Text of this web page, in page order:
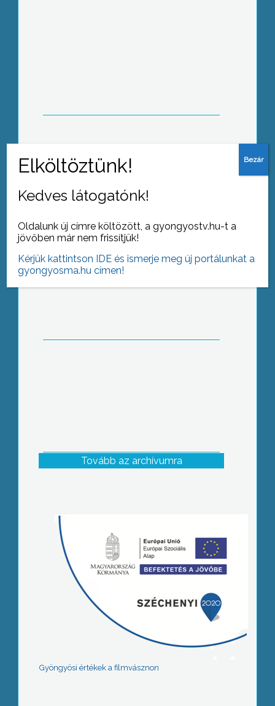
óvónőknek
Szaloncukrot kaptak a véradók
Tovább az archívumra
Gyöngyösi értékek a filmvásznon
Kedves látogatónk!
Oldalunk új címre költözött, a gyongyostv.hu-t a
jövőben már nem frissítjük!
Kérjük kattintson IDE és ismerje meg új portálunkat a
gyongyosma.hu címen!